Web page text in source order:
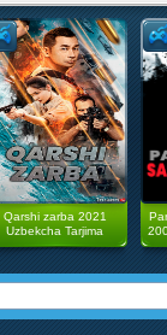
Qarshi zarba 2021
Uzbekcha Tarjima